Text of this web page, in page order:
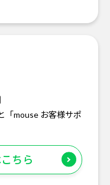
「mouse お客様サポ
ちら